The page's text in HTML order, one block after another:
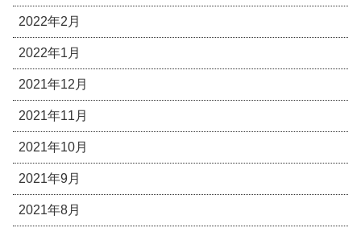
2022年2月
2022年1月
2021年12月
2021年11月
2021年10月
2021年9月
2021年8月